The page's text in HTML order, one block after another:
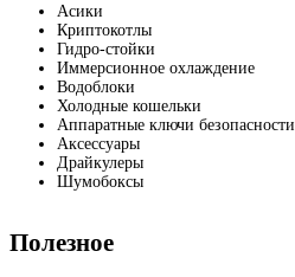
Асики
Криптокотлы
Гидро-стойки
Иммерсионное охлаждение
Водоблоки
Холодные кошельки
Аппаратные ключи безопасности
Аксессуары
Драйкулеры
Шумобоксы
Полезное